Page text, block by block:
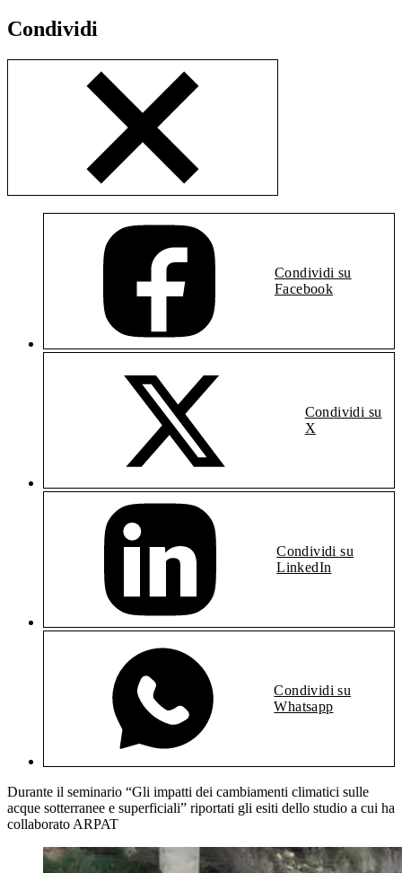
Condividi
Condividi su
Facebook
Condividi su
X
Condividi su
LinkedIn
Condividi su
Whatsapp
Durante il seminario “Gli impatti dei cambiamenti climatici sulle
acque sotterranee e superficiali” riportati gli esiti dello studio a cui ha
collaborato ARPAT